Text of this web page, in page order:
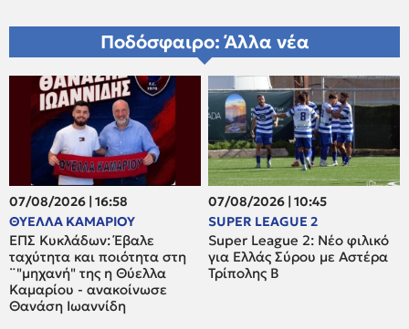
Ποδόσφαιρο: Άλλα νέα
07/08/2026 | 16:58
ΘΥΕΛΛΑ ΚΑΜΑΡΙΟΥ
ΕΠΣ Κυκλάδων: Έβαλε
ταχύτητα και ποιότητα στη
¨"μηχανή" της η Θύελλα
Καμαρίου - ανακοίνωσε
Θανάση Ιωαννίδη
07/08/2026 | 10:45
SUPER LEAGUE 2
Super League 2: Νέο φιλικό
για Ελλάς Σύρου με Αστέρα
Τρίπολης Β